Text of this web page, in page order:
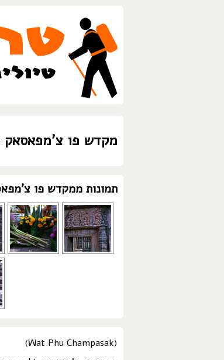
מקדש פו צ'מפאסאק
תמונות ממקדש פו
(Wat Phu Champasak)